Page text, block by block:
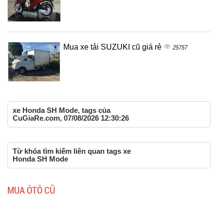
Mua xe tải SUZUKI cũ giá rẻ 25757
xe Honda SH Mode, tags của
CuGiaRe.com, 07/08/2026 12:30:26
Từ khóa tìm kiếm liên quan tags xe
Honda SH Mode
MUA ÔTÔ CŨ